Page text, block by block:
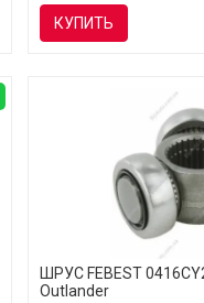
КУПИТЬ
ШРУС FEBEST
Outlander